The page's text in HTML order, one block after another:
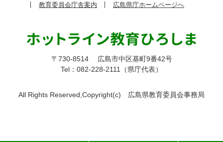
教育委員会庁舎案内
広島県庁ホームページへ
〒730-8514
広島市中区基町9番42号
Tel：082-228-2111（県庁代表）
All Rights Reserved,Copyright(c) 広島県教育委員会事務局